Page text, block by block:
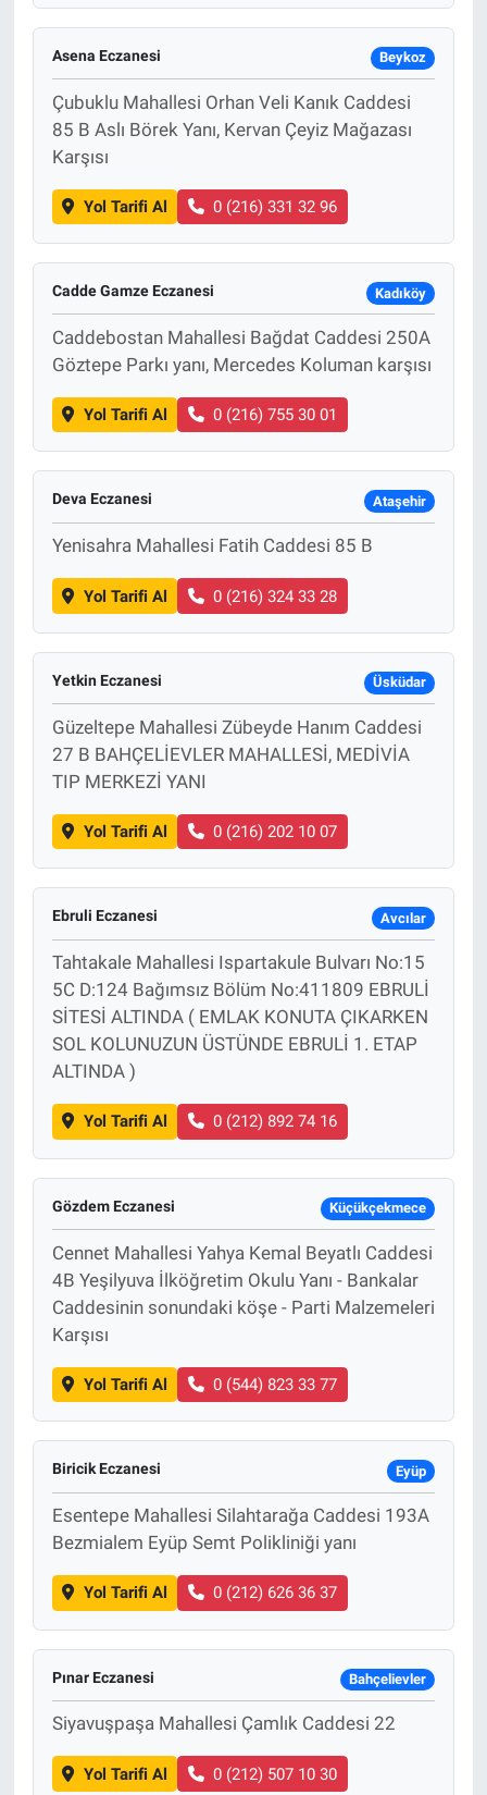
Asena Eczanesi Beykoz
Çubuklu Mahallesi Orhan Veli Kanık Caddesi
85 B Aslı Börek Yanı, Kervan Çeyiz Mağazası
Karşısı
Yol Tarifi Al 0 (216) 331 32 96
Cadde Gamze Eczanesi Kadıköy
Caddebostan Mahallesi Bağdat Caddesi 250A
Göztepe Parkı yanı, Mercedes Koluman karşısı
Yol Tarifi Al 0 (216) 755 30 01
Deva Eczanesi Ataşehir
Yenisahra Mahallesi Fatih Caddesi 85 B
Yol Tarifi Al 0 (216) 324 33 28
Yetkin Eczanesi Üsküdar
Güzeltepe Mahallesi Zübeyde Hanım Caddesi
27 B BAHÇELİEVLER MAHALLESİ, MEDİVİA
TIP MERKEZİ YANI
Yol Tarifi Al 0 (216) 202 10 07
Ebruli Eczanesi Avcılar
Tahtakale Mahallesi Ispartakule Bulvarı No:15
5C D:124 Bağımsız Bölüm No:411809 EBRULİ
SİTESİ ALTINDA ( EMLAK KONUTA ÇIKARKEN
SOL KOLUNUZUN ÜSTÜNDE EBRULİ 1. ETAP
ALTINDA )
Yol Tarifi Al 0 (212) 892 74 16
Gözdem Eczanesi Küçükçekmece
Cennet Mahallesi Yahya Kemal Beyatlı Caddesi
4B Yeşilyuva İlköğretim Okulu Yanı - Bankalar
Caddesinin sonundaki köşe - Parti Malzemeleri
Karşısı
Yol Tarifi Al 0 (544) 823 33 77
Biricik Eczanesi Eyüp
Esentepe Mahallesi Silahtarağa Caddesi 193A
Bezmialem Eyüp Semt Polikliniği yanı
Yol Tarifi Al 0 (212) 626 36 37
Pınar Eczanesi Bahçelievler
Siyavuşpaşa Mahallesi Çamlık Caddesi 22
Yol Tarifi Al 0 (212) 507 10 30